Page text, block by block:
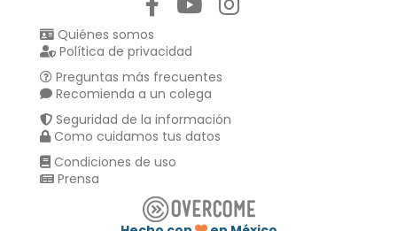
Quiénes somos
Política de privacidad
Preguntas más frecuentes
Recomienda a un colega
Seguridad de la información
Como cuidamos tus datos
Condiciones de uso
Prensa